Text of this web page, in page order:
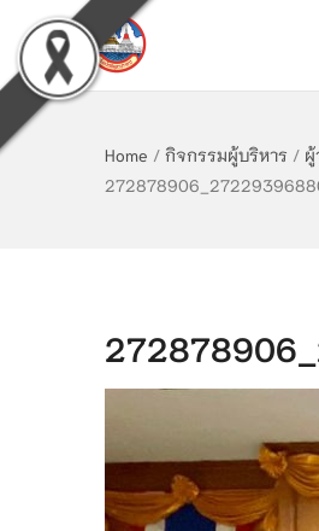
Home / กิจกรรมผู้บริหาร /